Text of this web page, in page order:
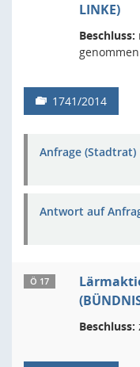
LINKE)
Beschluss:
genommen
1741/2014
Anfrage (Stadtrat)
Antwort auf
Ö 17
Beschluss: